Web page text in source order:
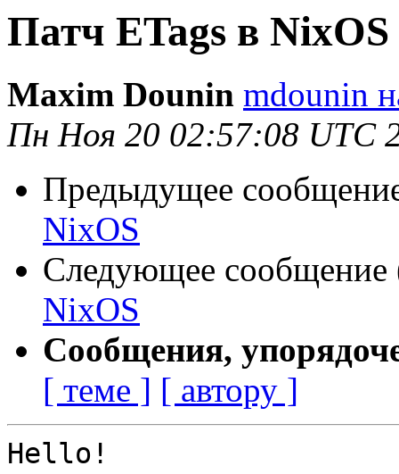
Патч ETags в NixOS
Maxim Dounin mdounin
Пн Ноя 20 02:57:08 UTC
Предыдущее
NixOS
Следующее сообщение
NixOS
Сообщения,
[ теме ] [ автору ]
Hello!